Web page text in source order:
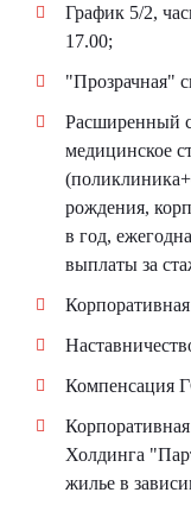
График 5/2,
17.00;
"Прозрачная"
Расширенный
медицинское
рождения,
в год,
выплаты за
Компенсация
Холдинга
жилье в